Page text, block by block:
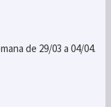
de 29/03 a 04/04.